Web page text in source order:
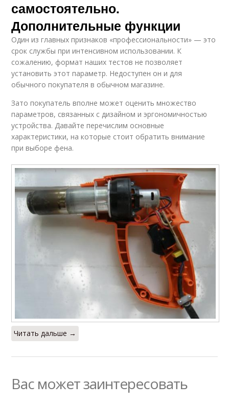
самостоятельно.
Дополнительные функции
Один из главных признаков «профессиональности» — это
срок службы при интенсивном использовании. К
сожалению, формат наших тестов не позволяет
установить этот параметр. Недоступен он и для
обычного покупателя в обычном магазине.
Зато покупатель вполне может оценить множество
параметров, связанных с дизайном и эргономичностью
устройства. Давайте перечислим основные
характеристики, на которые стоит обратить внимание
при выборе фена.
Читать дальше →
Вас может заинтересовать